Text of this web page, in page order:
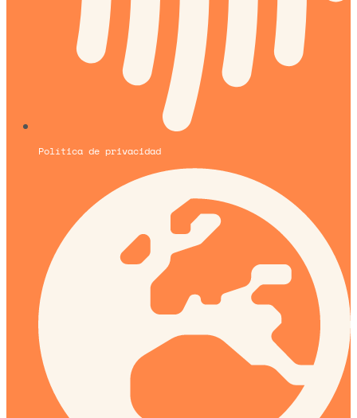
Política de privacidad